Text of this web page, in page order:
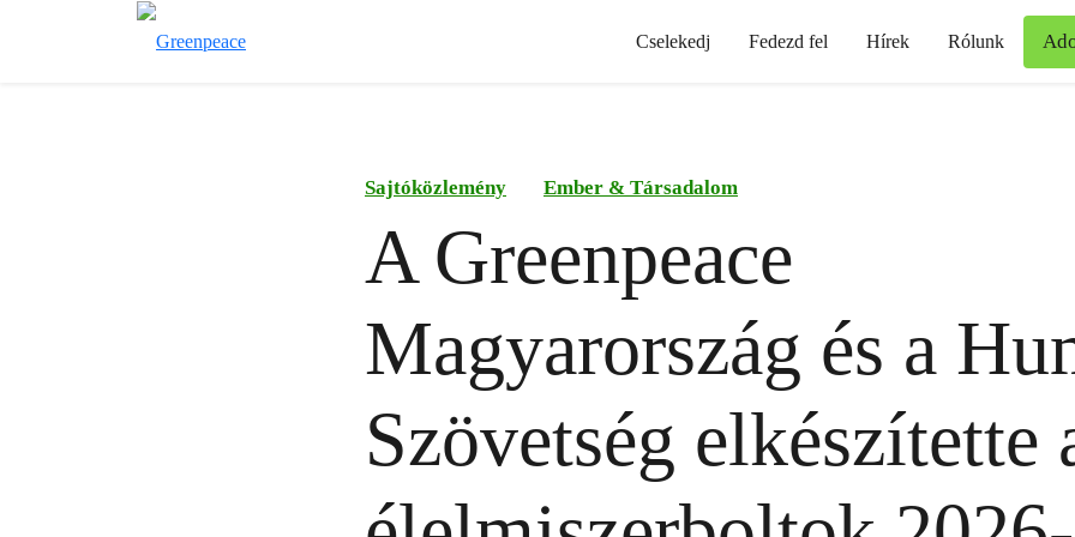
Cselekedj Fedezd fel Hírek Rólunk
Sajtóközlemény Ember & Társadalom
A Greenpeace
Magyarország és a
Szövetség elkészítette